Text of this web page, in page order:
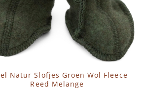
Natur Slofjes Groen Wol Fleece
Reed Melange